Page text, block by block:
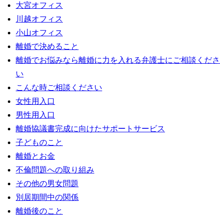
大宮オフィス
川越オフィス
小山オフィス
離婚で決めること
離婚でお悩みなら離婚に力を入れる弁護士にご相談くださ
い
こんな時ご相談ください
女性用入口
男性用入口
離婚協議書完成に向けたサポートサービス
子どものこと
離婚とお金
不倫問題への取り組み
その他の男女問題
別居期間中の関係
離婚後のこと